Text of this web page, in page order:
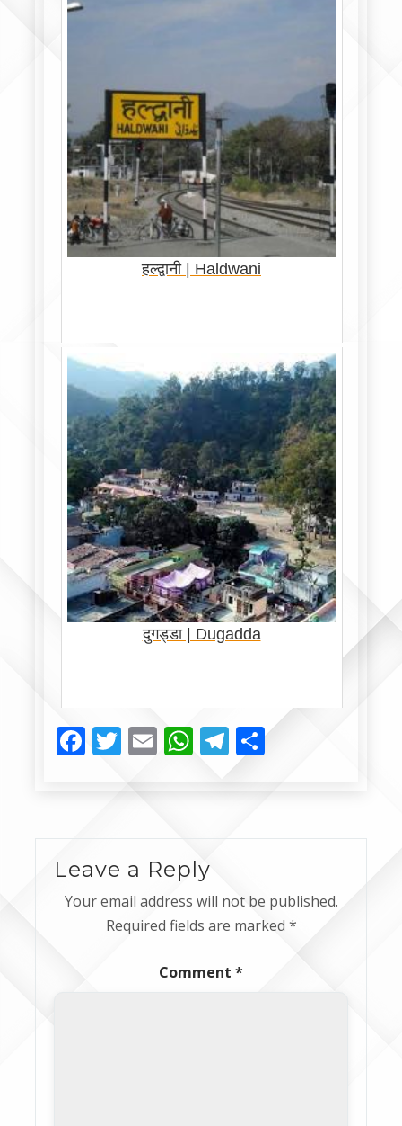
हल्द्वानी | Haldwani
दुगड्डा | Dugadda
Facebook
Twitter
EmailWhatsApp
Telegram
Share
Leave a Reply
Your email address will not be published.
Required fields are marked *
Comment *